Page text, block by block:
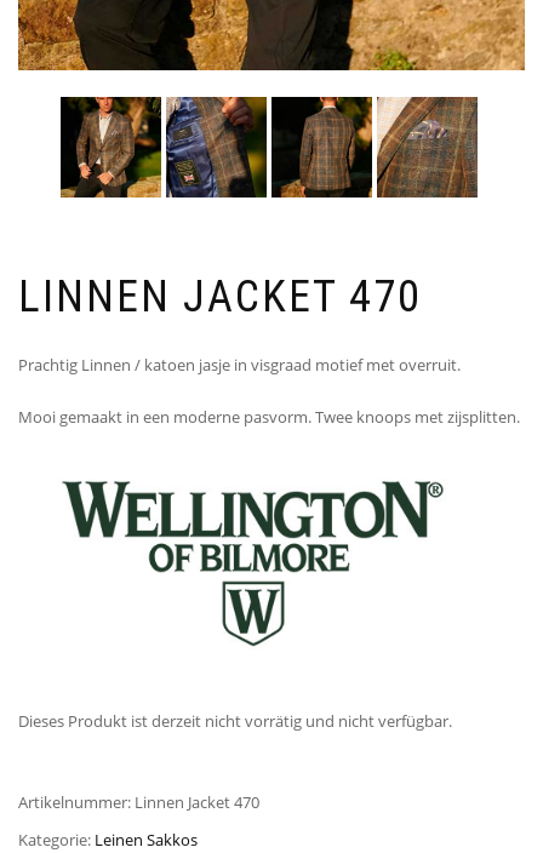
LINNEN JACKET 470
Prachtig Linnen / katoen jasje in visgraad motief met overruit.
Mooi gemaakt in een moderne pasvorm. Twee knoops met zijsplitten.
Dieses Produkt ist derzeit nicht vorrätig und nicht verfügbar.
Artikelnummer: Linnen Jacket 470
Kategorie: Leinen Sakkos